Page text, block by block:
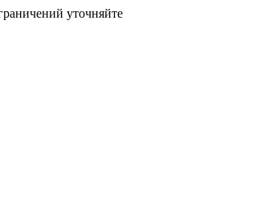
уточняйте